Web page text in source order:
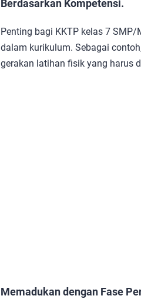
Berdasarkan Kompetensi.
Penting bagi KKTP kelas 7
dalam kurikulum. Sebagai
gerakan latihan fisik yang harus
Memadukan dengan Fase